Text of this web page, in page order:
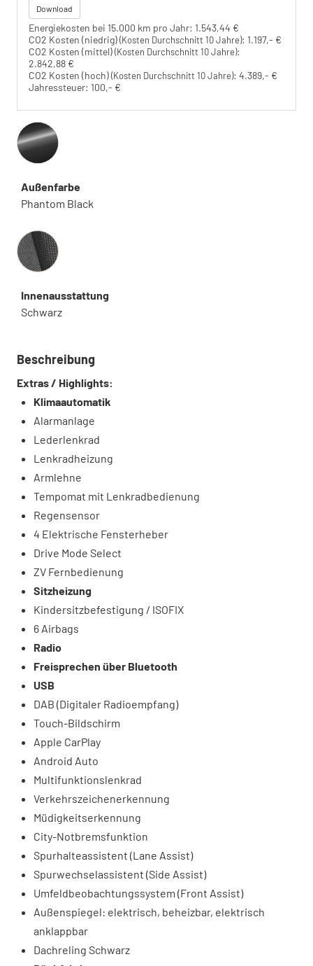
Download
Energiekosten bei 15.000 km pro Jahr: 1.543,44 €
CO2 Kosten (niedrig)(Kosten Durchschnitt 10 Jahre): 1.197,- €
CO2 Kosten (mittel)(Kosten Durchschnitt 10 Jahre):
2.842,88 €
CO2 Kosten (hoch)(Kosten Durchschnitt 10 Jahre): 4.389,- €
Jahressteuer: 100,- €
Außenfarbe
Phantom Black
Innenausstattung
Innenausstattung
Schwarz
Beschreibung
Extras / Highlights:
Klimaautomatik
Alarmanlage
Lederlenkrad
Lenkradheizung
Armlehne
Tempomat mit Lenkradbedienung
Regensensor
4 Elektrische Fensterheber
Drive Mode Select
ZV Fernbedienung
Sitzheizung
Kindersitzbefestigung / ISOFIX
6 Airbags
Radio
Freisprechen über Bluetooth
USB
DAB (Digitaler Radioempfang)
Touch-Bildschirm
Apple CarPlay
Android Auto
Multifunktionslenkrad
Verkehrszeichenerkennung
Müdigkeitserkennung
City-Notbremsfunktion
Spurhalteassistent (Lane Assist)
Spurwechselassistent (Side Assist)
Umfeldbeobachtungssystem (Front Assist)
Außenspiegel: elektrisch, beheizbar, elektrisch
anklappbar
Dachreling Schwarz